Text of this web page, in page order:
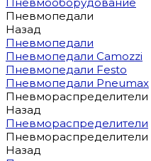
Пневмопедали
Назад
Пневмопедали
Пневмопедали Camozzi
Пневмопедали Festo
Пневмопедали Pneumax
Пневмораспределители
Назад
Пневмораспределители
Пневмораспределители
Назад